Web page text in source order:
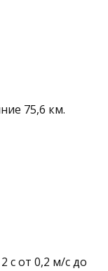
75,6 км.
с от 0,2 м/с до